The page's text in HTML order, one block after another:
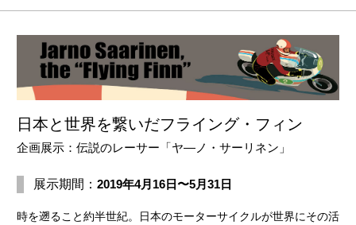
日本と世界を繋いだフライング・フィン
企画展示：伝説のレーサー「ヤ―ノ・サーリネン」
展示期間： 2019年4月16日〜5月31日
時を遡ること約半世紀。日本のモーターサイクルが世界にその活